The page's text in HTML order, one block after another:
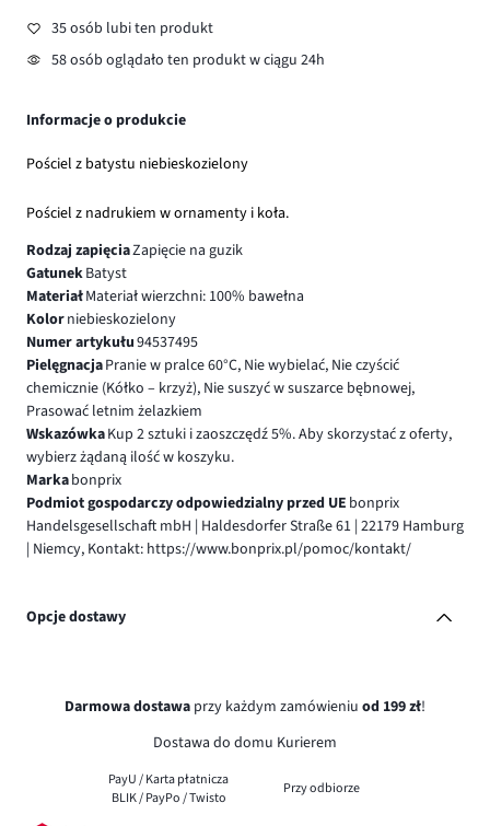
35 osób lubi ten produkt
58 osób oglądało ten produkt w ciągu 24h
Informacje o produkcie
Pościel z batystu niebieskozielony
Pościel z nadrukiem w ornamenty i koła.
Rodzaj zapięciaZapięcie na guzik
GatunekBatyst
MateriałMateriał wierzchni: 100% bawełna
Kolorniebieskozielony
Numer artykułu94537495
PielęgnacjaPranie w pralce 60°C, Nie wybielać, Nie czyścić
chemicznie (Kółko – krzyż), Nie suszyć w suszarce bębnowej,
Prasować letnim żelazkiem
WskazówkaKup 2 sztuki i zaoszczędź 5%. Aby skorzystać z oferty,
wybierz żądaną ilość w koszyku.
Markabonprix
Podmiot gospodarczy odpowiedzialny przed UE bonprix
Handelsgesellschaft mbH | Haldesdorfer Straße 61 | 22179 Hamburg
| Niemcy, Kontakt: https://www.bonprix.pl/pomoc/kontakt/
Opcje dostawy
Darmowa dostawa przy każdym zamówieniu od 199 zł!
Dostawa do domu Kurierem
PayU / Karta płatnicza
BLIK / PayPo / Twisto
Przy odbiorze